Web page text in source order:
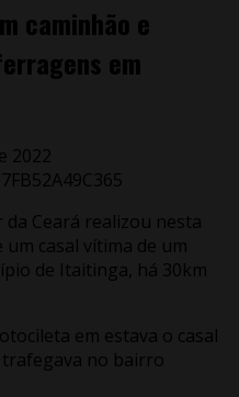
caminhão e
em
2022
Ceará realizou nesta
casal vítima de um
de Itaitinga, há 30km
em estava o casal
trafegava no bairro